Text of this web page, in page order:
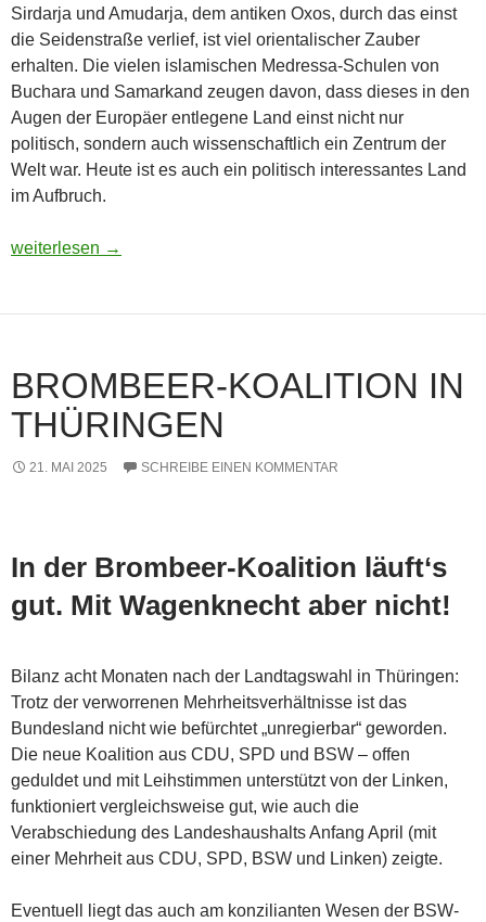
Sirdarja und Amudarja, dem antiken Oxos, durch das einst
die Seidenstraße verlief, ist viel orientalischer Zauber
erhalten. Die vielen islamischen Medressa-Schulen von
Buchara und Samarkand zeugen davon, dass dieses in den
Augen der Europäer entlegene Land einst nicht nur
politisch, sondern auch wissenschaftlich ein Zentrum der
Welt war. Heute ist es auch ein politisch interessantes Land
im Aufbruch.
Usbekistan 2025: Unterwegs in einem Land im Aufbruch
weiterlesen →
BROMBEER-KOALITION IN
THÜRINGEN
21. MAI 2025 SCHREIBE EINEN KOMMENTAR
In der Brombeer-Koalition läuft‘s
gut. Mit Wagenknecht aber nicht!
Bilanz acht Monaten nach der Landtagswahl in Thüringen:
Trotz der verworrenen Mehrheitsverhältnisse ist das
Bundesland nicht wie befürchtet „unregierbar“ geworden.
Die neue Koalition aus CDU, SPD und BSW – offen
geduldet und mit Leihstimmen unterstützt von der Linken,
funktioniert vergleichsweise gut, wie auch die
Verabschiedung des Landeshaushalts Anfang April (mit
einer Mehrheit aus CDU, SPD, BSW und Linken) zeigte.
Eventuell liegt das auch am konzilianten Wesen der BSW-